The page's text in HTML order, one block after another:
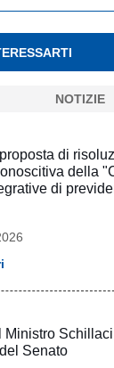
NOTIZIE
di
della
di
Ministro
Senato